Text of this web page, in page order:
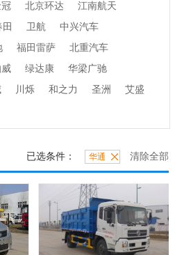
北京环达
江南航天
田 卫航
中兴汽车
福田雷萨
北重汽车
绿达康
华梁广驰
川烁 和之力 圣洲
艾盛
已选条件： 华通 清除全部